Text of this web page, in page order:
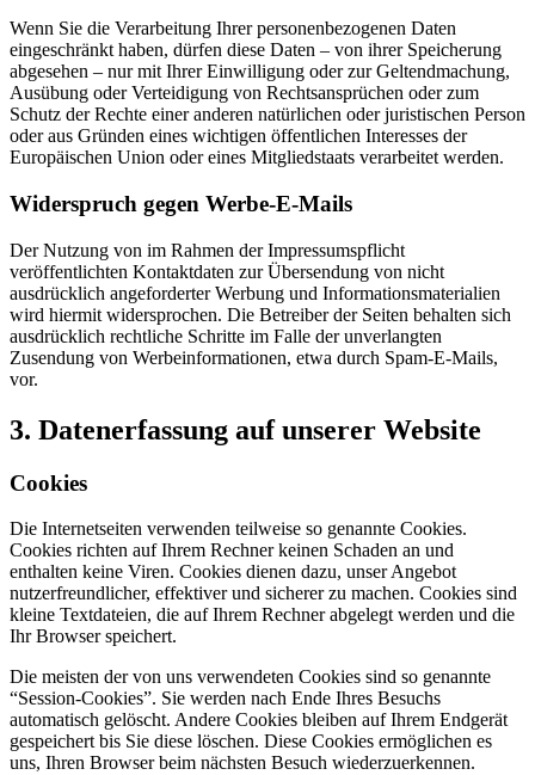
Wenn Sie die Verarbeitung Ihrer personenbezogenen Daten
eingeschränkt haben, dürfen diese Daten – von ihrer Speicherung
abgesehen – nur mit Ihrer Einwilligung oder zur Geltendmachung,
Ausübung oder Verteidigung von Rechtsansprüchen oder zum
Schutz der Rechte einer anderen natürlichen oder juristischen Person
oder aus Gründen eines wichtigen öffentlichen Interesses der
Europäischen Union oder eines Mitgliedstaats verarbeitet werden.
Widerspruch gegen Werbe-E-Mails
Der Nutzung von im Rahmen der Impressumspflicht
veröffentlichten Kontaktdaten zur Übersendung von nicht
ausdrücklich angeforderter Werbung und Informationsmaterialien
wird hiermit widersprochen. Die Betreiber der Seiten behalten sich
ausdrücklich rechtliche Schritte im Falle der unverlangten
Zusendung von Werbeinformationen, etwa durch Spam-E-Mails,
vor.
3. Datenerfassung auf unserer Website
Cookies
Die Internetseiten verwenden teilweise so genannte Cookies.
Cookies richten auf Ihrem Rechner keinen Schaden an und
enthalten keine Viren. Cookies dienen dazu, unser Angebot
nutzerfreundlicher, effektiver und sicherer zu machen. Cookies sind
kleine Textdateien, die auf Ihrem Rechner abgelegt werden und die
Ihr Browser speichert.
Die meisten der von uns verwendeten Cookies sind so genannte
“Session-Cookies”. Sie werden nach Ende Ihres Besuchs
automatisch gelöscht. Andere Cookies bleiben auf Ihrem Endgerät
gespeichert bis Sie diese löschen. Diese Cookies ermöglichen es
uns, Ihren Browser beim nächsten Besuch wiederzuerkennen.